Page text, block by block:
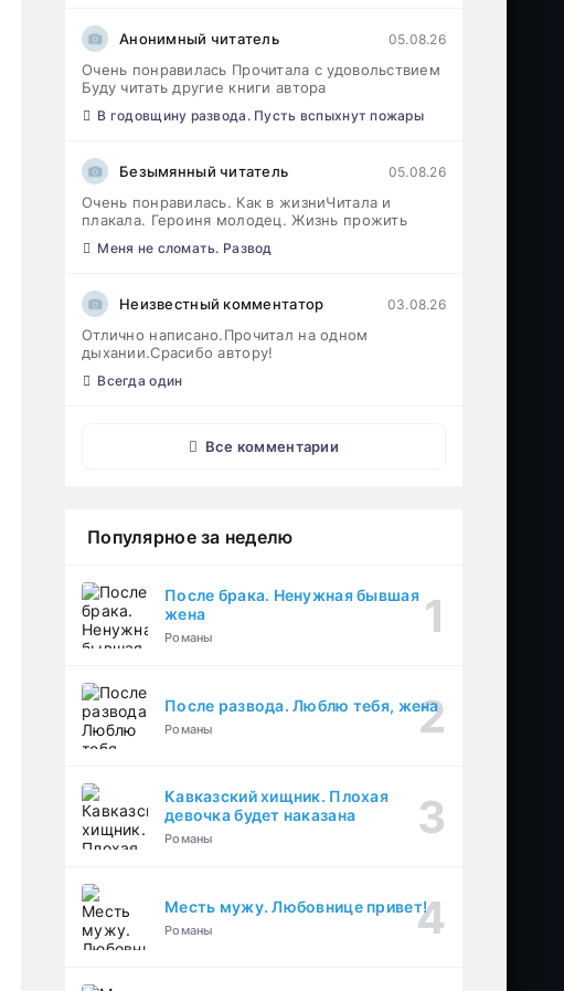
Анонимный читатель 05.08.26
Очень понравилась Прочитала с удовольствием
Буду читать другие книги автора
В годовщину развода. Пусть вспыхнут пожары
Безымянный читатель 05.08.26
Очень понравилась. Как в жизниЧитала и
плакала. Героиня молодец. Жизнь прожить
Меня не сломать. Развод
Неизвестный комментатор 03.08.26
Отлично написано.Прочитал на одном
дыхании.Срасибо автору!
Всегда один
Все комментарии
Популярное за неделю
После брака. Ненужная бывшая
жена
Романы
После развода. Люблю тебя, жена
Романы
Кавказский хищник. Плохая
девочка будет наказана
Романы
Месть мужу. Любовнице привет!
Романы